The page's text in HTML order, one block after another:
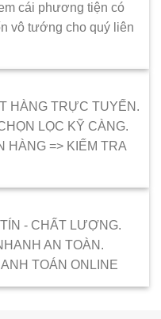
cái phương tiện có
vô tướng cho quý liên
HÀNG TRỰC TUYẾN.
LỌC KỸ CÀNG.
HÀNG => KIẾM TRA
- CHẤT LƯỢNG.
AN TOÀN.
TOÁN ONLINE